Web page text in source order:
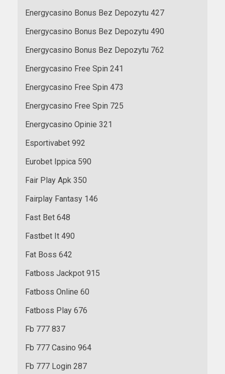
Energycasino Bonus Bez Depozytu 427
Energycasino Bonus Bez Depozytu 490
Energycasino Bonus Bez Depozytu 762
Energycasino Free Spin 241
Energycasino Free Spin 473
Energycasino Free Spin 725
Energycasino Opinie 321
Esportivabet 992
Eurobet Ippica 590
Fair Play Apk 350
Fairplay Fantasy 146
Fast Bet 648
Fastbet It 490
Fat Boss 642
Fatboss Jackpot 915
Fatboss Online 60
Fatboss Play 676
Fb 777 837
Fb 777 Casino 964
Fb 777 Login 287